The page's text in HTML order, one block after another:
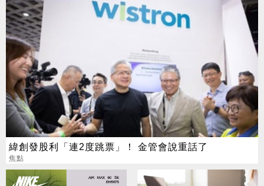
緯創發股利「連2度跳票」！ 金管會說重話了
焦點